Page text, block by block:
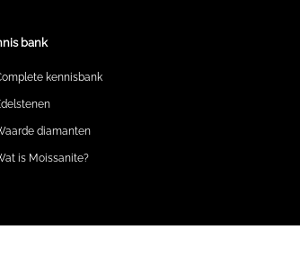
bank
kennisbank
diamanten
is Moissanite?